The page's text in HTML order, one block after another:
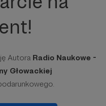
Autora Radio Naukowe -
Głowackiej